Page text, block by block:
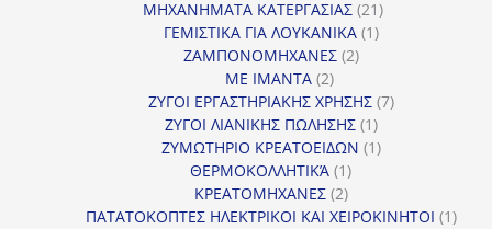
προϊόν
ΜΗΧΑΝΗΜΑΤΑ ΚΑΤΕΡΓΑΣΙΑΣ 2121
προϊόντα
ΓΕΜΙΣΤΙΚΑ ΓΙΑ ΛΟΥΚΑΝΙΚΑ 11
ΖΑΜΠΟΝΟΜΗΧΑΝΕΣ 22
ΜΕ ΙΜΑΝΤΑ 22
προϊόντα
ΖΥΓΟΙ ΕΡΓΑΣΤΗΡΙΑΚΗΣ ΧΡΗΣΗΣ 77
ΖΥΓΟΙ ΛΙΑΝΙΚΗΣ ΠΩΛΗΣΗΣ 11
προϊόν
ΖΥΜΩΤΗΡΙΟ ΚΡΕΑΤΟΕΙΔΩΝ 11
ΘΕΡΜΟΚΟΛΛΗΤΙΚΆ 11
προϊόν
ΚΡΕΑΤΟΜΗΧΑΝΕΣ 22
προϊόντα
ΠΑΤΑΤΟΚΟΠΤΕΣ ΗΛΕΚΤΡΙΚΟΙ ΚΑΙ ΧΕΙΡΟΚΙΝΗΤΟΙ 11